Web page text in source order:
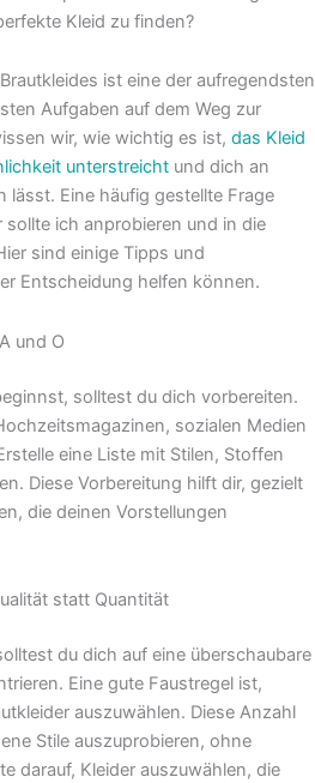
Kleid zu finden?
ist eine der aufregendsten
Aufgaben auf dem Weg zur
wir, wie wichtig es ist, das Kleid
unterstreicht und dich an
lässt. Eine häufig gestellte Frage
sollte ich anprobieren und in die
sind einige Tipps und
Entscheidung helfen können.
und O
solltest du dich vorbereiten.
sozialen Medien
eine Liste mit Stilen, Stoffen
Diese Vorbereitung hilft dir, gezielt
die deinen Vorstellungen
statt Quantität
du dich auf eine überschaubare
Eine gute Faustregel ist,
auszuwählen. Diese Anzahl
Stile auszuprobieren, ohne
darauf, Kleider auszuwählen, die